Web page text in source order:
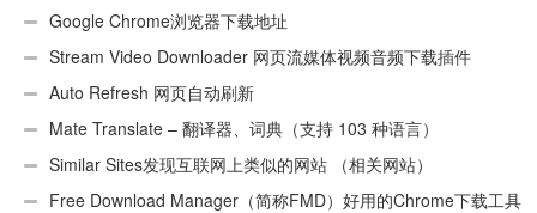
Google Chrome浏览器下载地址
Stream Video Downloader 网页流媒体视频音频下载插件
Auto Refresh 网页自动刷新
Mate Translate – 翻译器、词典（支持 103 种语言）
Similar Sites发现互联网上类似的网站 （相关网站）
Free Download Manager（简称FMD）好用的Chrome下载工具